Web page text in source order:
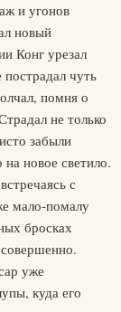
и угонов
новый
Конг урезал
чуть
помня о
не только
забыли
новое светило.
с
мало-помалу
бросках
совершенно.
уже
куда его